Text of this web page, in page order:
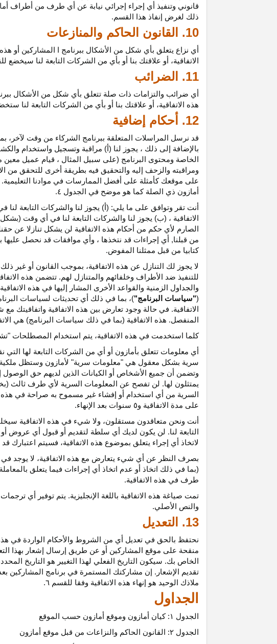
قانوني وتنفيذ أي إجراء إجرائي نيابة عن أي طرف من أطراف
ذلك لغرض إنفاذ هذا القسم.
10. القانون الحاكم والمنازعات
أي نزاع يتعلق بأي شكل من الأشكال ببرنامج ا المشاركين أو
الاتفاقية، أو علاقتك بنا أو بأي من الشركات التابعة لنا
11. الضرائب
أي ضرائب والتزامات ذات صلة تتعلق بأي شكل من الأشكال
هذه الاتفاقية، أو علاقتك بنا أو بأي من الشركات التابعة لنا
12. أحكام إضافية
قد نرسل المراسلات المتعلقة ببرنامج الشركاء من وقت لآخر،
بالإضافة إلى ذلك ، يجوز لنا (أ) مراقبة وتسجيل واستخدام
الخاصة ومحتوى البرنامج (على سبيل المثال ، قيام عميل
ومراقبته والزحف إليه والتحقيق فيه بطريقة أخرى للتحقق من
على موقعك كأمثلة على أفضل الممارسات في موادنا
أمازون ذي الصلة كما هو موضح في الجدول ٤.
أنت تقر وتوافق على ما يلي: (أ) يجوز لنا والشركات التابعة
الاتفاقية ، (ب) يجوز لنا والشركات التابعة لنا في أي وقت
الصارم لأي حكم من أحكام هذه الاتفاقية لن يشكل تنازلا عن
من قبلنا, أي إجراءات قد نتخذها ، وأي موافقات قد نحصل عليها
كتابيا من قبل ممثلنا المفوض.
لا يجوز لك التنازل عن هذه الاتفاقية، بموجب القانون أو غير
للتنفيذ ضد الأطراف وخلفائهم والمتنازل لهم. تتضمن هذه
والجداول الزمنية والقواعد الأخرى المشار إليها في هذه
("سياسات البرنامج")، بما في ذلك أي تحديثات لسياسات
الاتفاقية. في حالة وجود تعارض بين هذه الاتفاقية واتفاقيتك
المنفصل. هذه الاتفاقية (بما في ذلك سياسات البرنامج) هي
كلما استخدمت في هذه الاتفاقية، يتم استخدام المصطلحات
أي معلومات تتعلق بأمازون أو أي من الشركات التابعة لها التي
سرية بشكل معقول هي "معلومات سرية" لأمازون وستظل ملكية
وتضمن أن جميع الأشخاص أو الكيانات الذين لديهم حق الوصول
يمتثلون لها. لن تفصح عن المعلومات السرية لأي طرف ثالث
السرية من أي استخدام أو إفشاء غير مسموح به صراحة في هذه
على مدة الاتفاقية و٥ سنوات بعد الإنهاء.
أنت ونحن متعاقدون مستقلون، ولا شيء في هذه الاتفاقية
التابعة لنا. لن يكون لديك أي سلطة لتقديم أو قبول أي عروض
لاتخاذ أي إجراء يتعلق بموضوع هذه
الاتفاقية، فسيتم اعتبارك
بصرف النظر عن أي شيء يتعارض مع هذه
الاتفاقية، لا يوجد
(بما في ذلك اتخاذ أو عدم اتخاذ أي إجراءات فيما يتعلق
طرف في هذه الاتفاقية.
تمت صياغة هذه الاتفاقية باللغة الإنجليزية. يتم توفير أي ترجمات
والنص
الأصلي.
13. التعديل
نحتفظ بالحق في تعديل أي من الشروط والأحكام الواردة في
منقحة على موقع المشاركين أو عن طريق إرسال إشعار بهذا
الخاص بك. سيكون التاريخ الفعلي لهذا التغيير هو التاريخ
تقديم الإشعار. إن مشاركتك المستمرة في برنامج المشاركين
ملاذك الوحيد هو إنهاء هذه الاتفاقية وفقا للقسم ٦.
الجداول
الجدول ۱:
كيان أمازون وموقع أمازون حسب الموقع
الجدول ۲: القانون الحاكم والنزاعات من قبل موقع أمازون